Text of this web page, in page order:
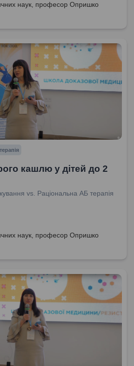
наук, професор Опришко
кашлю у дітей до 2
vs. Раціональна АБ терапія
наук, професор Опришко